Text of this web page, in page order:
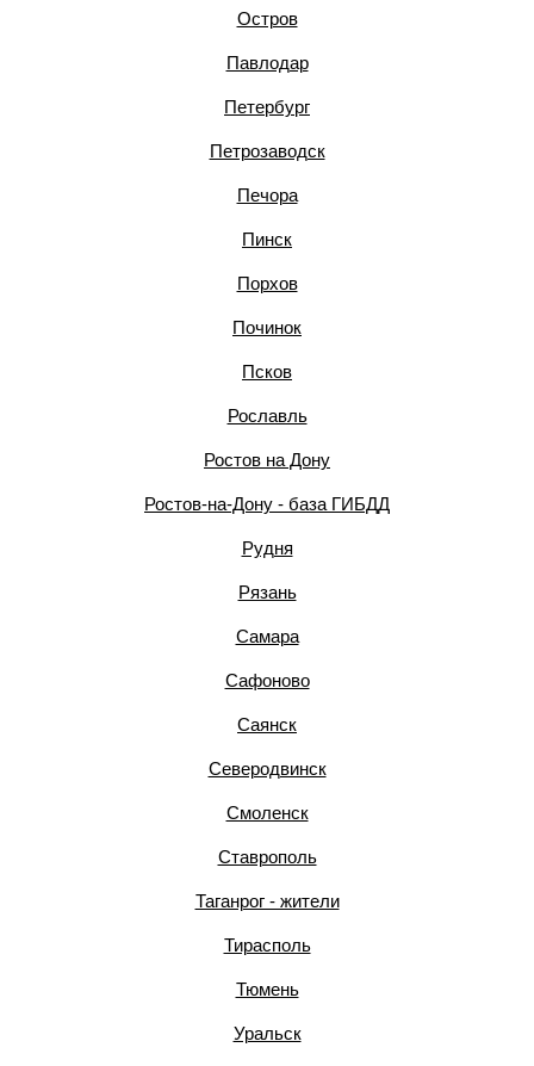
Остров
Павлодар
Петербург
Петрозаводск
Печора
Пинск
Порхов
Починок
Псков
Рославль
Ростов на Дону
Ростов-на-Дону - база ГИБДД
Рудня
Рязань
Самара
Сафоново
Саянск
Северодвинск
Смоленск
Ставрополь
Таганрог - жители
Тирасполь
Тюмень
Уральск